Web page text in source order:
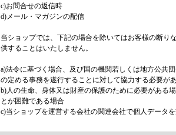
c)お問合せの返信時
d)メール・マガジンの配信
当ショップでは、下記の場合を除いてはお客様の断り
供することはいたしません。
a)法令に基づく場合、及び国の機関若しくは地方公共
の定める事務を遂行することに対して協力する必要が
b)人の生命、身体又は財産の保護のために必要がある
とが困難である場合
c)当ショップを運営する会社の関連会社で個人データ